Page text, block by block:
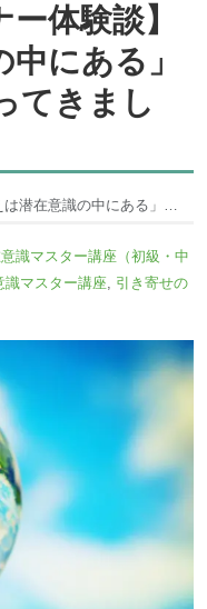
体験談】
中にある」
てきまし
」ますます楽しくなってきました！
識マスター講座（初級・中
識マスター講座 引き寄せの